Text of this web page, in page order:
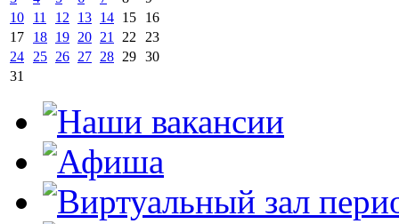
10
11 12 13 14 15
16
17
18 19 20 21 22
23
24
25 26 27 28 29 30
31